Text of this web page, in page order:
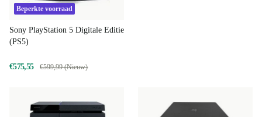
Beperkte voorraad
Sony PlayStation 5 Digitale Editie
(PS5)
€575,55 €599,99 (Nieuw)